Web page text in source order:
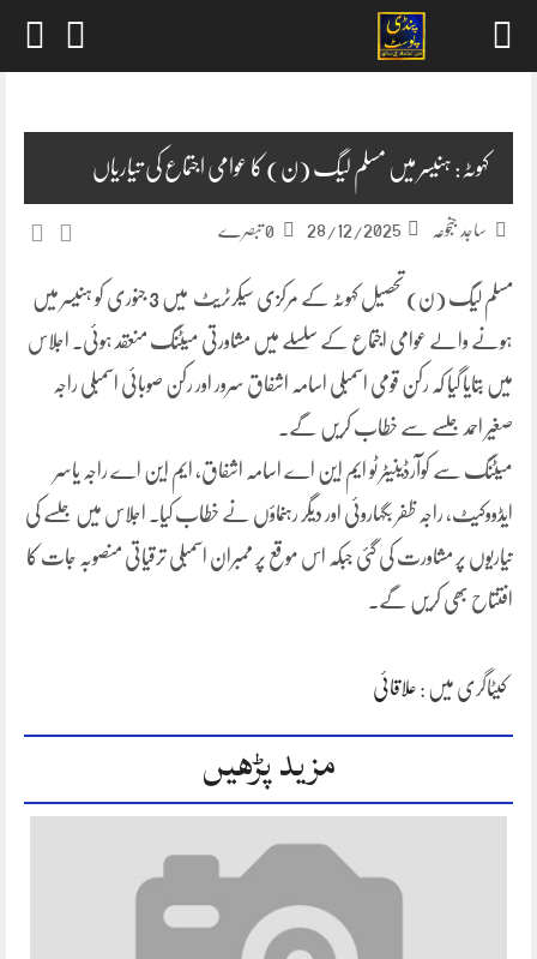
کہوٹہ: ہنیسر میں مسلم لیگ (ن) کا عوامی اجتماع کی تیاریاں
ساجد جنجوعہ 28/12/2025
مسلم لیگ (ن) تحصیل کہوٹہ کے مرکزی سیکرٹریٹ میں 3 جنوری کو ہنیسر میں
ہونے والے عوامی اجتماع کے سلسلے میں مشاورتی میٹنگ منعقد ہوئی۔ اجلاس
میں بتایا گیا کہ رکن قومی اسمبلی اسامہ اشفاق سرور اور رکن صوبائی اسمبلی راجہ
صغیر احمد جلسے سے خطاب کریں گے۔
میٹنگ سے کوآرڈینیٹر ٹو ایم این اے اسامہ اشفاق، ایم این اے راجہ یاسر
ایڈووکیٹ، راجہ ظفر بگہاروئی اور دیگر رہنماؤں نے خطاب کیا۔ اجلاس میں جلسے کی
تیاریوں پر مشاورت کی گئی جبکہ اس موقع پر ممبران اسمبلی ترقیاتی منصوبہ جات کا
افتتاح بھی کریں گے۔
کیٹاگری میں : علاقائی
مزید پڑھیں